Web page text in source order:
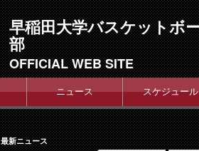
早稲田大学バスケットボ
部
OFFICIAL WEB SITE
ニュース スケジュール
最新ニュース